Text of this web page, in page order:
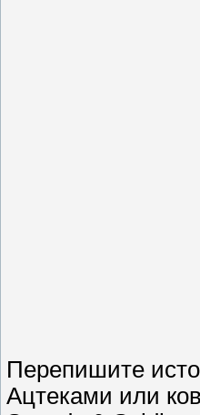
Перепишите
Ацтеками или